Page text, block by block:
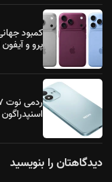
پرو و
اسنپدراگون ۴ نسل ۴ در هند معرفی شد
دیدگاهتان را بنویسید